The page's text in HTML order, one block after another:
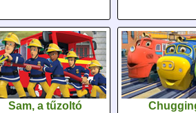
Sam, a tűzoltó